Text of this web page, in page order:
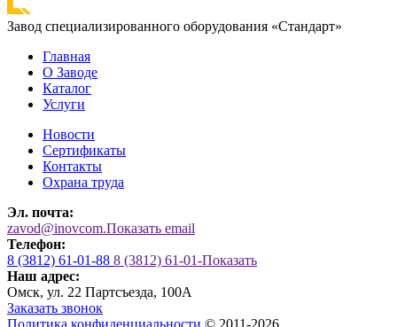
Завод специализированного оборудования «Стандарт»
Главная
О Заводе
Каталог
Услуги
Новости
Сертификаты
Контакты
Охрана труда
Эл. почта:
zavod@inovcom.Показать email
Телефон:
8 (3812) 61-01-88 8 (3812) 61-01-Показать
Наш адрес:
Омск, ул. 22 Партсъезда, 100А
Заказать звонок
Политика конфиденциальности © 2011-2026